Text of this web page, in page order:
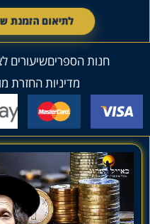
לתיאום הזמנת
חנות הספריםשיעורים
מדיניות החזרת